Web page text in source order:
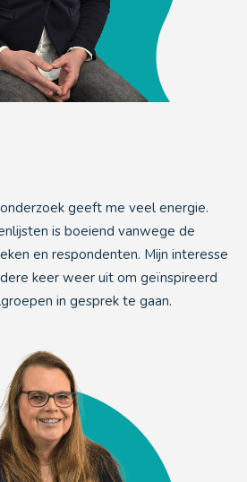
geeft me veel energie.
is boeiend vanwege de
en respondenten. Mijn interesse
keer weer uit om geïnspireerd
in gesprek te gaan.